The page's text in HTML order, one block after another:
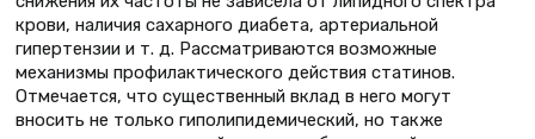
крови, наличия сахарного диабета, артериальной
гипертензии и т. д. Рассматриваются возможные
механизмы профилактического действия статинов.
Отмечается, что существенный вклад в него могут
вносить не только гиполипидемический, но также